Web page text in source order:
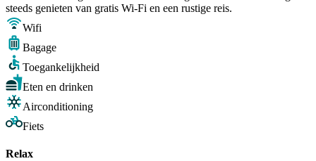
steeds genieten van gratis Wi-Fi en een rustige reis.
Wifi
Bagage
Toegankelijkheid
Eten en drinken
Airconditioning
Fiets
Relax